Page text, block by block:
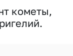
кометы,